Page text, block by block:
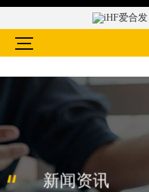
新闻资讯